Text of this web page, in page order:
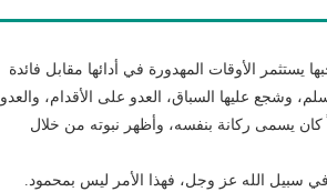
يستثمر الأوقات المهدورة في أدائها مقابل فائدة
وشجع عليها السباق، العدو على الأقدام، والعدو
يسمى ركانة بنفسه، وأظهر نبوته من خلال
في سبيل الله عز وجل، فهذا الأمر ليس بمحمود.